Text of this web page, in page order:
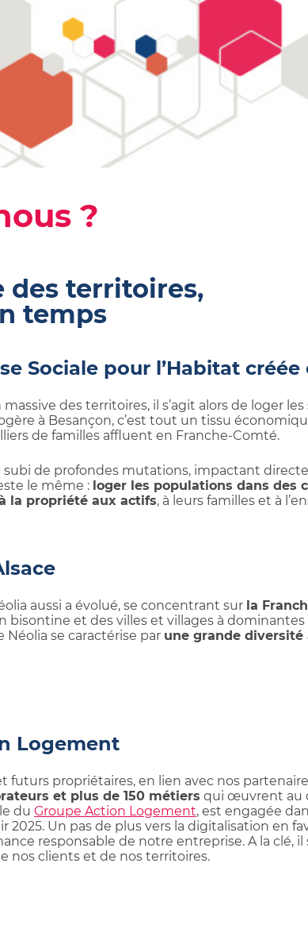
?
des territoires,
temps
Sociale pour l’Habitat créée
des territoires, il s’agit alors de loger
à Besançon, c’est tout un tissu
de familles affluent en Franche-Comté.
subi de profondes mutations, impactant
le même : loger les populations dans des
la propriété aux actifs, à leurs familles et à
aussi a évolué, se concentrant sur la
bisontine et des villes et villages à
se caractérise par une grande diversité
Logement
futurs propriétaires, en lien avec nos
et plus de 150 métiers qui œuvrent au
du Groupe Action Logement, est engagée
2025. Un pas de plus vers la digitalisation en
responsable de notre entreprise. A la clé, il
nos clients et de nos territoires.